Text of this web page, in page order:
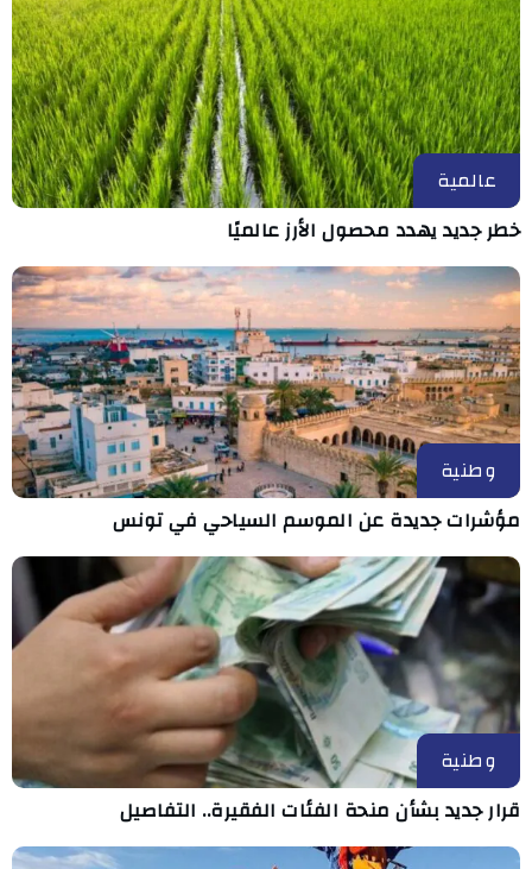
عالمية
خطر جديد يهدد محصول الأرز عالميًا
وطنية
مؤشرات جديدة عن الموسم السياحي في تونس
وطنية
قرار جديد بشأن منحة الفئات الفقيرة.. التفاصيل